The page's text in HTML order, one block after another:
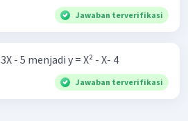
adalah 2 ton. Perbandingan berat
1: 3. 9. Berdasarkan teks
yang harus dibayar oleh Bu
D. Rp2.280.000
Jawaban terverifikasi
- 5 menjadi y = X² - X- 4
Jawaban terverifikasi